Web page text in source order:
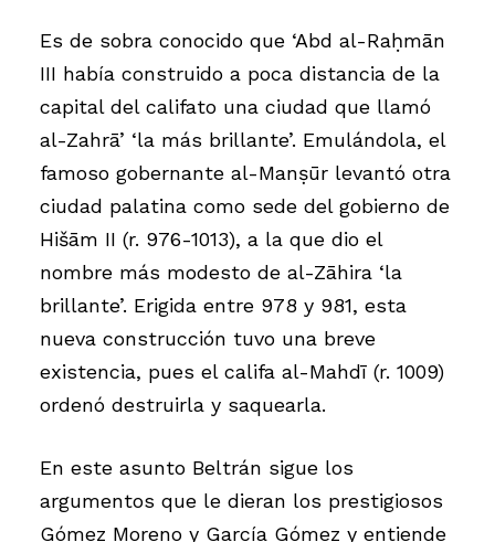
Es de sobra conocido que ‘Abd al-Raḥmān
III había construido a poca distancia de la
capital del califato una ciudad que llamó
al-Zahrā’ ‘la más brillante’. Emulándola, el
famoso gobernante al-Manṣūr levantó otra
ciudad palatina como sede del gobierno de
Hišām II (r. 976-1013), a la que dio el
nombre más modesto de al-Zāhira ‘la
brillante’. Erigida entre 978 y 981, esta
nueva construcción tuvo una breve
existencia, pues el califa al-Mahdī (r. 1009)
ordenó destruirla y saquearla.
En este asunto Beltrán sigue los
argumentos que le dieran los prestigiosos
Gómez Moreno y García Gómez y entiende